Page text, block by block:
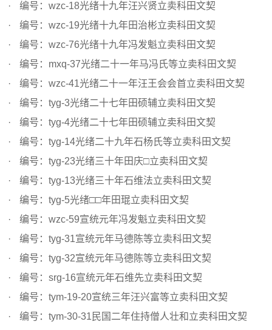
编号：wzc-18光绪十九年汪兴贤立卖科田文契
编号：wzc-19光绪十九年田治彬立卖科田文契
编号：wzc-76光绪十九年冯发魁立卖科田文契
编号：mxq-37光绪二十一年马冯氏等立卖科田文契
编号：wzc-41光绪二十一年汪王会会首立卖科田文契
编号：tyg-3光绪二十七年田硕辅立卖科田文契
编号：tyg-4光绪二十七年田硕辅立卖科田文契
编号：tyg-14光绪二十九年石杨氏等立卖科田文契
编号：tyg-23光绪三十年田庆□立卖科田文契
编号：tyg-13光绪三十年石维法立卖科田文契
编号：tyg-5光绪□□年田琨立卖科田文契
编号：wzc-59宣统元年冯发魁立卖科田文契
编号：tyg-31宣统元年马德陈等立卖科田文契
编号：tyg-32宣统元年马德陈等立卖科田文契
编号：srg-16宣统元年石维先立卖科田文契
编号：tym-19-20宣统三年汪兴富等立卖科田文契
编号：tym-30-31民国二年住持僧人壮和立卖科田文契